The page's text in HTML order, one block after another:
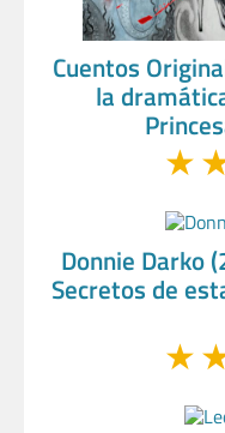
Cuentos
la
★
Donnie Darko
Secretos de
★